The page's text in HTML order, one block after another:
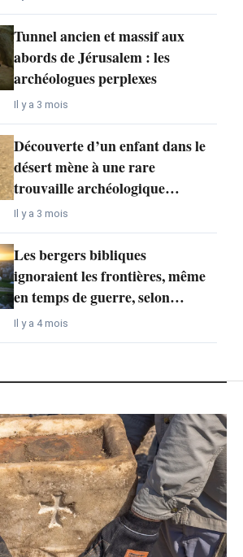
Tunnel ancien et massif aux
abords de Jérusalem : les
archéologues perplexes
Il y a 3 mois
Découverte d’un enfant dans le
désert mène à une rare
trouvaille archéologique…
Il y a 3 mois
Les bergers bibliques
ignoraient les frontières, même
en temps de guerre, selon…
Il y a 4 mois